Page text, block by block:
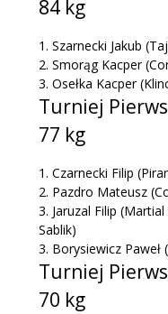
84 kg
1. Szarnecki Jakub
2. Smorąg Kacper
3. Osełka Kacper
Turniej
77 kg
1. Czarnecki Filip
2. Pazdro Mateusz
3. Jaruzal Filip (Martial
Sablik)
3. Borysiewicz Paweł
Turniej
70 kg